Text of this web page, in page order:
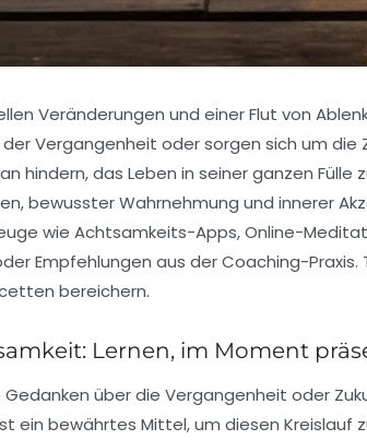
Veränderungen und einer Flut von
Vergangenheit oder sorgen sich um die
hindern, das Leben in seiner ganzen
bewusster Wahrnehmung und innerer
wie Achtsamkeits-Apps, Online-
Empfehlungen aus der Coaching-
bereichern.
Lernen, im Moment
Gedanken über die Vergangenheit oder
ein bewährtes Mittel, um diesen